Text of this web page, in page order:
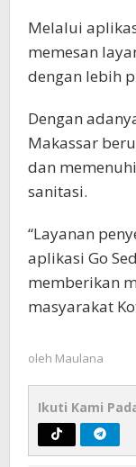
Melalui
memesan
dengan lebih
Dengan
Makassar
dan
sanitasi.
“Layanan
aplikasi Go
memberikan
masyarakat
oleh Maulana
Ikuti Kami